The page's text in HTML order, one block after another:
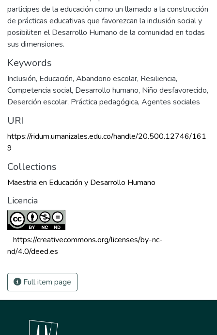
participes de la educación como un llamado a la construcción
de prácticas educativas que favorezcan la inclusión social y
posibiliten el Desarrollo Humano de la comunidad en todas
sus dimensiones.
Keywords
Inclusión, Educación, Abandono escolar, Resiliencia,
Competencia social, Desarrollo humano, Niño desfavorecido,
Deserción escolar, Práctica pedagógica, Agentes sociales
URI
https://ridum.umanizales.edu.co/handle/20.500.12746/161
9
Collections
Maestria en Educación y Desarrollo Humano
Licencia
https://creativecommons.org/licenses/by-nc-
nd/4.0/deed.es
Full item page